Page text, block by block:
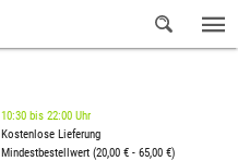
10:30 bis 22:00 Uhr
Kostenlose Lieferung
Mindestbestellwert (20,00 € - 65,00 €)